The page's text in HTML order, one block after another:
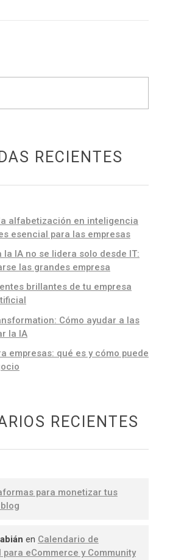
RECIENTES
alfabetización en inteligencia
esencial para las empresas
IA no se lidera solo desde IT:
las grandes empresa
brillantes de tu empresa
Cómo ayudar a las
la IA
empresas: qué es y cómo puede
RECIENTES
para monetizar tus
en Calendario de
eCommerce y Community